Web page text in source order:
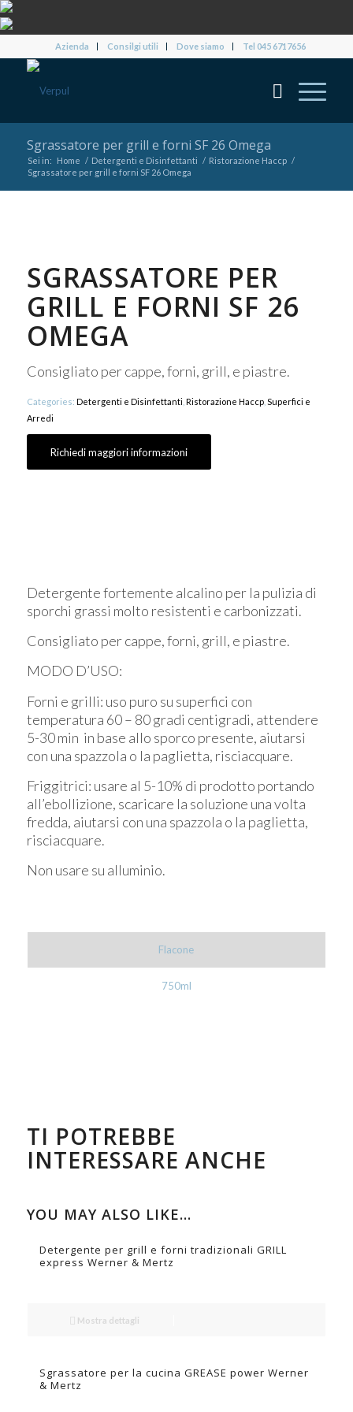
Azienda Consilgi utili Dove siamo Tel 045 6717656
Sgrassatore per grill e forni SF 26 Omega
Sei in: Home / Detergenti e Disinfettanti / Ristorazione Haccp /
Sgrassatore per grill e forni SF 26 Omega
SGRASSATORE PER
GRILL E FORNI SF 26
OMEGA
Consigliato per cappe, forni, grill, e piastre.
Categories: Detergenti e Disinfettanti Ristorazione Haccp, Superfici e
Arredi
Richiedi maggiori informazioni
Detergente fortemente alcalino per la pulizia di
sporchi grassi molto resistenti e carbonizzati.
Consigliato per cappe, forni, grill, e piastre.
MODO D’USO:
Forni e grilli: uso puro su superfici con
temperatura 60 – 80 gradi centigradi, attendere
5-30 min in base allo sporco presente, aiutarsi
con una spazzola o la paglietta, risciacquare.
Friggitrici: usare al 5-10% di prodotto portando
all’ebollizione, scaricare la soluzione una volta
fredda, aiutarsi con una spazzola o la paglietta,
risciacquare.
Non usare su alluminio.
Flacone
750ml
TI POTREBBE
INTERESSARE ANCHE
YOU MAY ALSO LIKE…
Detergente per grill e forni tradizionali GRILL
express Werner & Mertz
Mostra dettagli
Sgrassatore per la cucina GREASE power Werner
& Mertz